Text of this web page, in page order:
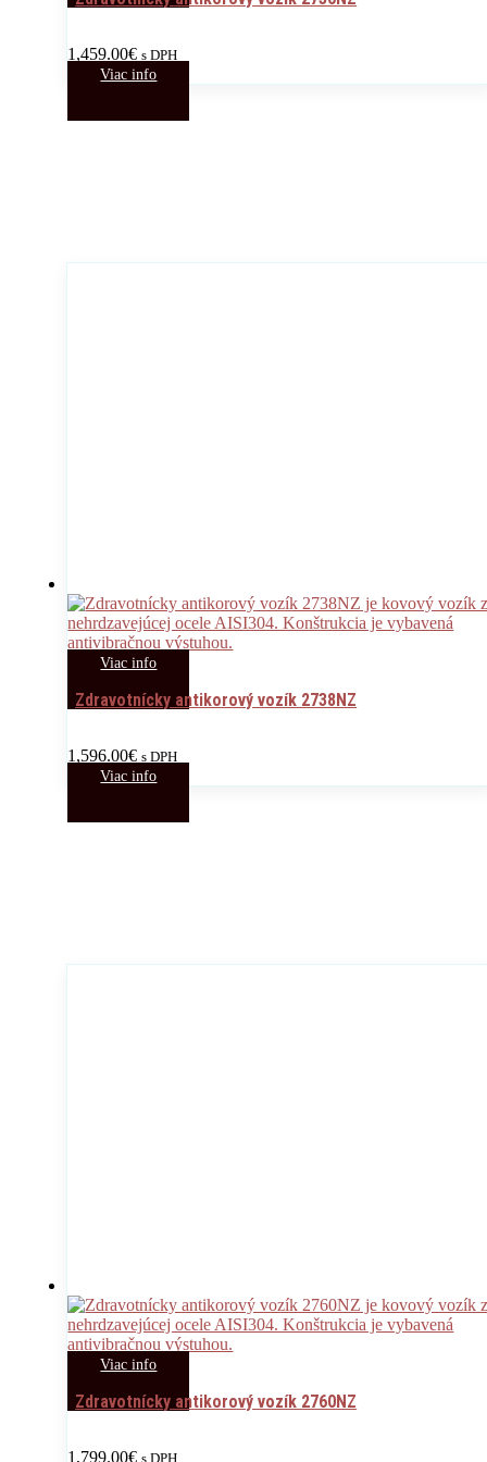
1,459.00€ s DPH
Viac info
Viac info
Zdravotnícky antikorový vozík 2738NZ
1,596.00€ s DPH
Viac info
Viac info
Zdravotnícky antikorový vozík 2760NZ
1,799.00€ s DPH